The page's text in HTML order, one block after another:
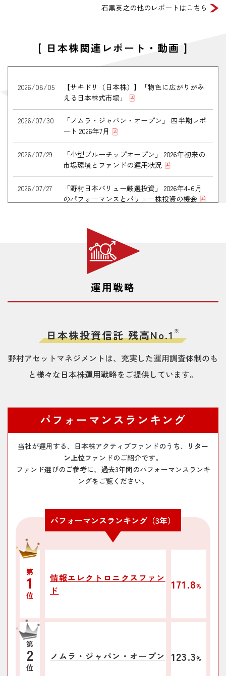
【石黒英之のMarket Navi】一極集中相場の後
2026/07/17
【石黒英之のMarket Navi】広がる日本株の投
資機会について考える
がりにどう対応するか？
2026/07/08
【石黒英之のMarket Navi】足元の物色動向の
変化についてどう考えるか
2026/07/07
【石黒英之のMarket Navi】海外投資家と個人
が支える日本株の新局面
2026/07/03
【石黒英之のMarket Navi】海外勢が26年前半
の日本株の上昇をけん引
【石黒英之のMarket Navi】世界的なAI関連株
の急落をどう捉えるか？
からテック株の過熱感を探る
株価について改めて考える
2026/06/09
【石黒英之のMarket Navi】米年内利上げ観測
2026/06/05
【石黒英之のMarket Navi】日銀の追加利上げ
と金融市場を考える（下）
2026/06/04
【石黒英之のMarket Navi】日銀の追加利上げ
と金融市場を考える（上）
【石黒英之のMarket Navi】日本株の主役交代
2026/06/02
【石黒英之のMarket Navi】日本株の主役交代
が意味するものとは？
2026/05/27
【石黒英之のMarket Navi】日本株は物色の巻
2026/05/26
【石黒英之のMarket Navi】最高値更新の日本
2026/05/22
【石黒英之のMarket Navi】物色2極化の日本
2026/05/20
【石黒英之のMarket Navi】経済の好循環が日
本株の長期上昇相場の支えに
石黒英之の他のレポートはこちら
[ 日本株関連レポート・動画 ]
2026/08/05
【サキドリ（日本株）】「物色に広がりがみ
える日本株式市場」
2026/07/30
「ノムラ・ジャパン・オープン」 四半期レポ
ート 2026年7月
2026/07/29
「小型ブルーチップオープン」 2026年初来の
市場環境とファンドの運用状況
2026/07/27
「野村日本バリュー厳選投資」 2026年4-6月
のパフォーマンスとバリュー株投資の機会
称：真価論）」 2026年4-6月のパフォーマン
スとバリュー投資の機会
【サキドリ（日本株）】「2026年前半の日本
株は堅調」
2026/07/15
【鈴木皓太のエコシルPLUS】日本株の時価総
2026/07/07
【鈴木皓太のエコシルPLUS】TOPIXが語る、
日本株の強さ
筋」への期待～戦略分野への投資
称：真価論）」 当ファンドの運用状況と組入
上位銘柄
2026/06/11
【鈴木皓太のエコシルPLUS】人口減少社会を
どう乗り越える～企業編
【鈴木皓太のエコシルPLUS】人口減少社会を
株調整に過度な懸念は不要か
2026/06/08
【サキドリ（日本株）】「東証改革などがバ
2026/05/22
「野村日本バリュー厳選投資」 設定来の市場
2026/04/30
ート 2026年4月
運用戦略
日本株投資信託 残高No.1※
野村アセットマネジメントは、充実した運用調査体制のも
と様々な日本株運用戦略をご提供しています。
パフォーマンスランキング
当社が運用する、日本株アクティブファンドのうち、
リター
ン上位ファンドのご紹介です。
ファンド選びのご参考に、過去3年間のパフォーマンスランキ
ングをご覧ください。
パフォーマンスランキング（3年）
第
1
位
情報エレクトロニクスファン
ド
171.8%
第
2
位
ノムラ・ジャパン・オープン 123.3%